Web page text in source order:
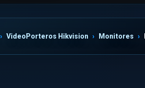
VideoPorteros Hikvision Monitores